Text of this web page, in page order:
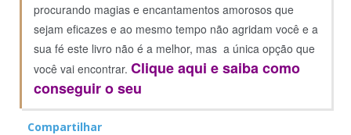
procurando magias e encantamentos amorosos que
sejam eficazes e ao mesmo tempo não agridam você e a
sua fé este livro não é a melhor, mas a única opção que
você vai encontrar. Clique aqui e saiba como
conseguir o seu
Compartilhar